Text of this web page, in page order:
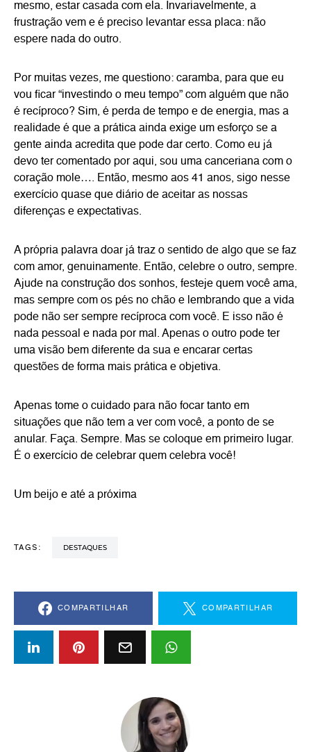
mesmo, estar casada com ela. Invariavelmente, a
frustração vem e é preciso levantar essa placa: não
espere nada do outro.
Por muitas vezes, me questiono: caramba, para que eu
vou ficar “investindo o meu tempo” com alguém que não
é recíproco? Sim, é perda de tempo e de energia, mas a
realidade é que a prática ainda exige um esforço se a
gente ainda acredita que pode dar certo. Como eu já
devo ter comentado por aqui, sou uma canceriana com o
coração mole…. Então, mesmo aos 41 anos, sigo nesse
exercício quase que diário de aceitar as nossas
diferenças e expectativas.
A própria palavra doar já traz o sentido de algo que se faz
com amor, genuinamente. Então, celebre o outro, sempre.
Ajude na construção dos sonhos, festeje quem você ama,
mas sempre com os pés no chão e lembrando que a vida
pode não ser sempre recíproca com você. E isso não é
nada pessoal e nada por mal. Apenas o outro pode ter
uma visão bem diferente da sua e encarar certas
questões de forma mais prática e objetiva.
Apenas tome o cuidado para não focar tanto em
situações que não tem a ver com você, a ponto de se
anular. Faça. Sempre. Mas se coloque em primeiro lugar.
É o exercício de celebrar quem celebra você!
Um beijo e até a próxima
TAGS: DESTAQUES
COMPARTILHAR COMPARTILHAR